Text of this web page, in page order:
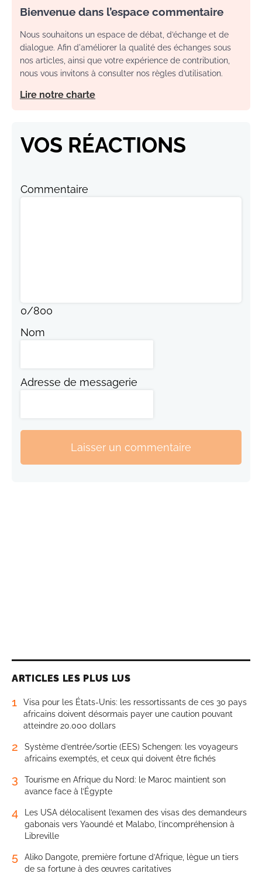
Bienvenue dans l’espace commentaire
Nous souhaitons un espace de débat, d’échange et de
dialogue. Afin d'améliorer la qualité des échanges sous
nos articles, ainsi que votre expérience de contribution,
nous vous invitons à consulter nos règles d’utilisation.
Lire notre charte
VOS RÉACTIONS
Commentaire
0/800
Nom
Adresse de messagerie
Laisser un commentaire
ARTICLES LES PLUS LUS
1
Visa pour les États-Unis: les ressortissants de ces 30 pays
africains doivent désormais payer une caution pouvant
atteindre 20.000 dollars
2
Système d’entrée/sortie (EES) Schengen: les voyageurs
africains exemptés, et ceux qui doivent être fichés
3
Tourisme en Afrique du Nord: le Maroc maintient son
avance face à l’Égypte
4
Les USA délocalisent l’examen des visas des demandeurs
gabonais vers Yaoundé et Malabo, l’incompréhension à
Libreville
5
Aliko Dangote, première fortune d’Afrique, lègue un tiers
de sa fortune à des œuvres caritatives